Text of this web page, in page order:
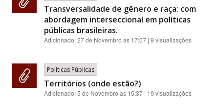
Transversalidade de gênero e raça: com
abordagem interseccional em políticas
públicas brasileiras.
Adicionado:27 de Novembro as 17:07 | 9 visualizações
Políticas Públicas
Territórios (onde estão?)
Adicionado:5 de Novembro as 15:37 | 19 visualizações